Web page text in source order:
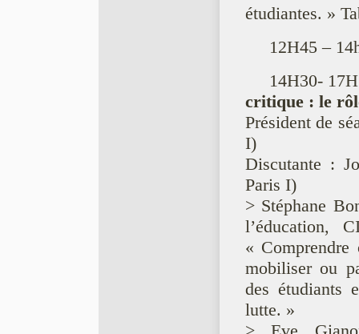
étudiantes. »
12H45 –
14H30-
critique : le
Président de
I)
Discutante :
Paris I)
> Stéphane
l’éducation,
« Comprendre
mobiliser ou
des étudiants
lutte. »